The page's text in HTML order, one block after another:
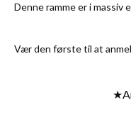
Denne ramme er i massiv
Vær den første til at
★